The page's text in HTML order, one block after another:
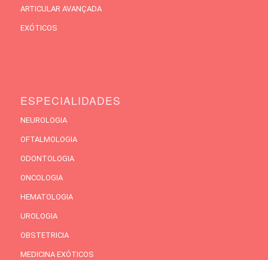
ARTICULAR AVANÇADA
EXÓTICOS
ESPECIALIDADES
NEUROLOGIA
OFTALMOLOGIA
ODONTOLOGIA
ONCOLOGIA
HEMATOLOGIA
UROLOGIA
OBSTETRICIA
MEDICINA EXÓTICOS